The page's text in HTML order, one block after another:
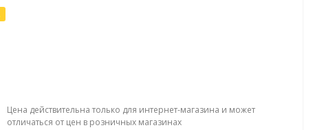
Цена действительна только для интернет-магазина и может
отличаться от цен в розничных магазинах